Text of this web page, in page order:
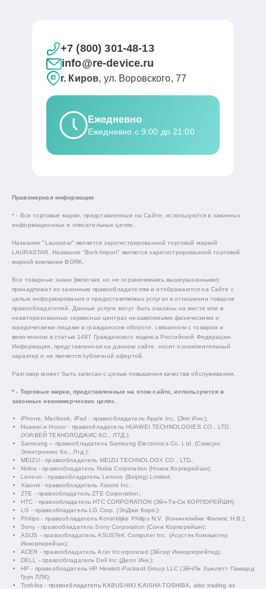
+7 (800) 301-48-13
info@re-device.ru
г. Киров, ул. Воровского, 77
Ежедневно
Ежедневно с 9:00 до 21:00
Правомерная информация
* - Все торговые марки, представленные на Сайте, используются в законных
информационных и описательных целях.
Название "Laurastar" является зарегистрированной торговой маркой
LAURASTAR. Название "Bork-Import" является зарегистрированной торговой
маркой компании BORK.
Все товарные знаки (включая, но не ограничиваясь вышеуказанными)
принадлежат их законным правообладателям и отображаются на Сайте с
целью информирования о предоставляемых услугах в отношении товаров
правообладателей. Данные услуги могут быть оказаны на месте или в
неавторизованных сервисных центрах независимыми физическими и
юридическими лицами в гражданском обороте, связанном с товаром и
включенном в статью 1487 Гражданского кодекса Российской Федерации.
Информация, представленная на данном сайте, носит ознакомительный
характер и не является публичной офертой.
Разговор может быть записан с целью повышения качества обслуживания.
* - Торговые марки, представленные на этом сайте, используются в
законных некоммерческих целях.
iPhone, Macbook, iPad - правообладатель Apple Inc. (Эпл Инк.);
Huawei и Honor - правообладатель HUAWEI TECHNOLOGIES CO., LTD.
(ХУАВЕЙ ТЕКНОЛОДЖИС КО., ЛТД.);
Samsung – правообладатель Samsung Electronics Co. Ltd. (Самсунг
Электроникс Ко., Лтд.);
MEIZU - правообладатель MEIZU TECHNOLOGY CO., LTD.;
Nokia - правообладатель Nokia Corporation (Нокиа Корпорейшн);
Lenovo - правообладатель Lenovo (Beijing) Limited;
Xiaomi - правообладатель Xiaomi Inc.;
ZTE - правообладатель ZTE Corporation;
HTC - правообладатель HTC CORPORATION (Эйч-Ти-Си КОРПОРЕЙШН);
LG - правообладатель LG Corp. (ЭлДжи Корп.);
Philips - правообладатель Koninklijke Philips N.V. (Конинклийке Филипс Н.В.);
Sony - правообладатель Sony Corporation (Сони Корпорейшн);
ASUS - правообладатель ASUSTeK Computer Inc. (Асустек Компьютер
Инкорпорейшн);
ACER - правообладатель Acer Incorporated (Эйсер Инкорпорейтед);
DELL - правообладатель Dell Inc.(Делл Инк.);
HP - правообладатель HP Hewlett-Packard Group LLC (ЭйчПи Хьюлетт Паккард
Груп ЛЛК);
Toshiba - правообладатель KABUSHIKI KAISHA TOSHIBA, also trading as